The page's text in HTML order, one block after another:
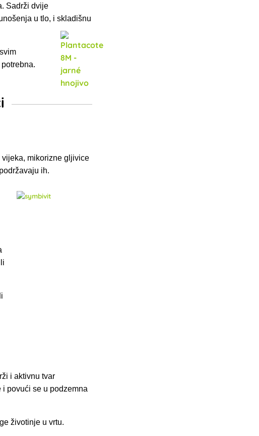
Sadrži dvije
u tlo, i skladišnu
mikorizne gljivice
ih.
iaktivnu tvar
povući se u podzemna
životinje u vrtu.